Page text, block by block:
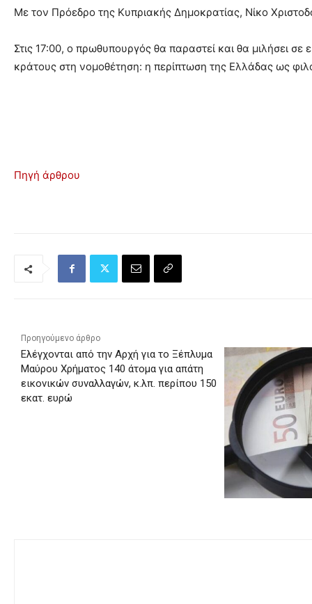
Με τον Πρόεδρο της Κυπριακής Δημοκρατίας, Νίκο
Στις 17:00, ο πρωθυπουργός θα παραστεί και θα μιλήσει
κράτους στη νομοθέτηση: η περίπτωση της Ελλάδας ως
Πηγή άρθρου
Προηγούμενο άρθρο
Ελέγχονται από την Αρχή για το Ξέπλυμα
Μαύρου Χρήματος 140 άτομα για απάτη
εικονικών συναλλαγών, κ.λπ. περίπου 150
εκατ. ευρώ